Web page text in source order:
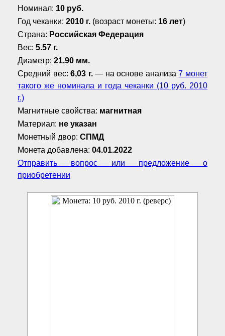
Номинал: 10 руб.
Год чеканки: 2010 г. (возраст монеты: 16 лет)
Страна: Российская Федерация
Вес: 5.57 г.
Диаметр: 21.90 мм.
Средний вес:6,03 г.— на основе анализа7 монет
такого же номинала и года чеканки (10 руб. 2010
г.)
Магнитные свойства: магнитная
Материал: не указан
Монетный двор: СПМД
Монета добавлена: 04.01.2022
Отправить вопрос или предложение о
приобретении